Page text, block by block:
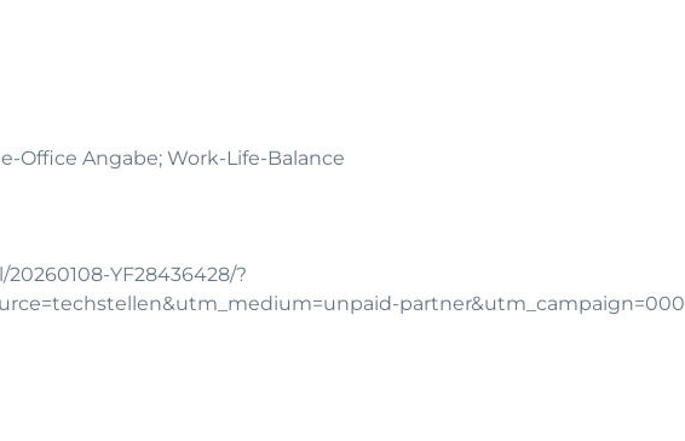
Office Angabe; Work-Life-Balance
YF28436428/?
partner&utm_campaign=000